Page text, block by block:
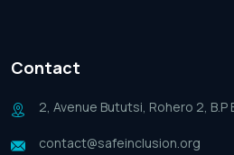
Contact
2, Avenue Bututsi, Rohero 2, B.P
contact@safeinclusion.org